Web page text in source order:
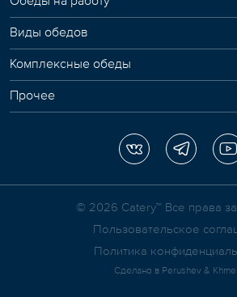
Виды обедов
Комплексные обеды
Прочее
© 2026 Сatery™ Все права
Пользовательское
Политика
Сделано в Perushev &